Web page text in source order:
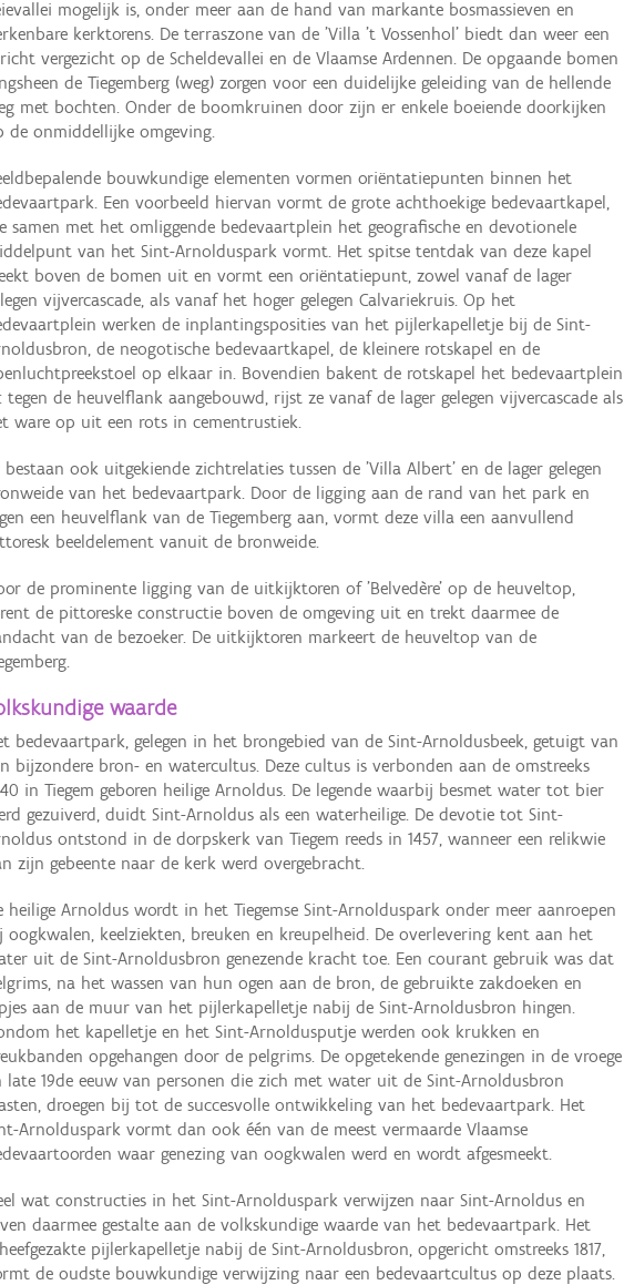
mogelijk is, onder meer aan de hand van markante bosmassieven en
kerktorens. De terraszone van de 'Villa 't Vossenhol' biedt dan weer een
vergezicht op de Scheldevallei en de Vlaamse Ardennen. De opgaande bomen
de Tiegemberg (weg) zorgen voor een duidelijke geleiding van de hellende
met bochten. Onder de boomkruinen door zijn er enkele boeiende doorkijken
de onmiddellijke omgeving.
bouwkundige elementen vormen oriëntatiepunten binnen het
Een voorbeeld hiervan vormt de grote achthoekige bedevaartkapel,
samen met het omliggende bedevaartplein het geografische en devotionele
van het Sint-Arnolduspark vormt. Het spitse tentdak van deze kapel
boven de bomen uit en vormt een oriëntatiepunt, zowel vanaf de lager
vijvercascade, als vanaf het hoger gelegen Calvariekruis. Op het
werken de inplantingsposities van het pijlerkapelletje bij de Sint-
de neogotische bedevaartkapel, de kleinere rotskapel en de
op elkaar in. Bovendien bakent de rotskapel het bedevaartplein
tegen de heuvelflank aangebouwd, rijst ze vanaf de lager gelegen vijvercascade als
ware op uit een rots in cementrustiek.
bestaan ook uitgekiende zichtrelaties tussen de 'Villa Albert' en de lager gelegen
van het bedevaartpark. Door de ligging aan de rand van het park en
een heuvelflank van de Tiegemberg aan, vormt deze villa een aanvullend
beeldelement vanuit de bronweide.
de prominente ligging van de uitkijktoren of 'Belvedère' op de heuveltop,
de pittoreske constructie boven de omgeving uit en trekt daarmee de
van de bezoeker. De uitkijktoren markeert de heuveltop van de
waarde
bedevaartpark, gelegen in het brongebied van de Sint-Arnoldusbeek, getuigt van
bijzondere bron- en watercultus. Deze cultus is verbonden aan de omstreeks
in Tiegem geboren heilige Arnoldus. De legende waarbij besmet water tot bier
gezuiverd, duidt Sint-Arnoldus als een waterheilige. De devotie tot Sint-
ontstond in de dorpskerk van Tiegem reeds in 1457, wanneer een relikwie
zijn gebeente naar de kerk werd overgebracht.
heilige Arnoldus wordt in het Tiegemse Sint-Arnolduspark onder meer aanroepen
oogkwalen, keelziekten, breuken en kreupelheid. De overlevering kent aan het
uit de Sint-Arnoldusbron genezende kracht toe. Een courant gebruik was dat
na het wassen van hun ogen aan de bron, de gebruikte zakdoeken en
aan de muur van het pijlerkapelletje nabij de Sint-Arnoldusbron hingen.
het kapelletje en het Sint-Arnoldusputje werden ook krukken en
opgehangen door de pelgrims. De opgetekende genezingen in de vroege
late 19de eeuw van personen die zich met water uit de Sint-Arnoldusbron
droegen bij tot de succesvolle ontwikkeling van het bedevaartpark. Het
Arnolduspark vormt dan ook één van de meest vermaarde Vlaamse
waar genezing van oogkwalen werd en wordt afgesmeekt.
wat constructies in het Sint-Arnolduspark verwijzen naar Sint-Arnoldus en
daarmee gestalte aan de volkskundige waarde van het bedevaartpark. Het
pijlerkapelletje nabij de Sint-Arnoldusbron, opgericht omstreeks 1817,
de oudste bouwkundige verwijzing naar een bedevaartcultus op deze plaats.